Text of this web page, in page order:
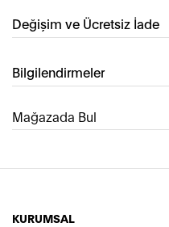
Değişim ve Ücretsiz İade
Bilgilendirmeler
Mağazada Bul
KURUMSAL